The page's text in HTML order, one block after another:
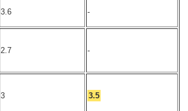
3.6 -
2.7 -
3 3.5